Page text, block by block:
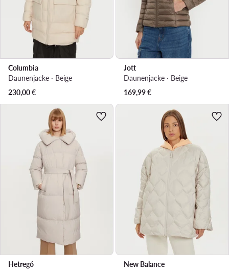
Columbia
Daunenjacke · Beige
230,00€
Jott
Daunenjacke · Beige
169,99€
Hetregó
New Balance